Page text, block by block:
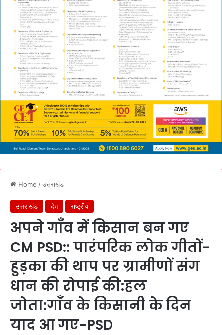
Home /उत्तराखंड
उत्तराखंड देश राष्ट्रीय
अपने गाँव में किसान बन गए
CM PSD:: पारंपरिक लोक गीतों-
हुड़का की थाप पर ग्रामीणों संग
धान की रोपाई की:हल
जोता:गाँव के किसानी के दिन
याद आ गए-PSD